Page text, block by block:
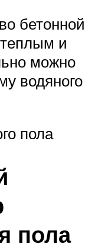
бетонной
и
можно
водяного
пола
пола